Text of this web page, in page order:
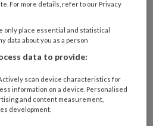
For more details, refer to our Privacy
only place essential and statistical
data about you as a person
data to provide:
scan device characteristics for
information on a device. Personalised
and content measurement,
development.